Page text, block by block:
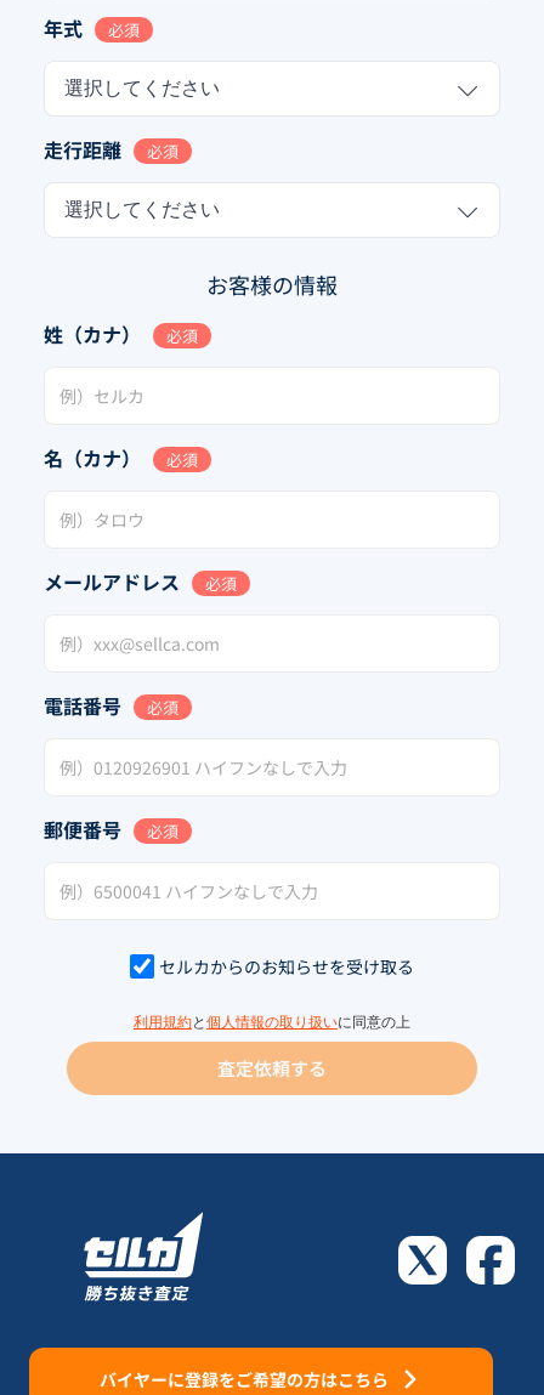
年式 必須
選択してください
走行距離 必須
選択してください
お客様の情報
姓（カナ） 必須
名（カナ） 必須
メールアドレス 必須
電話番号 必須
郵便番号 必須
セルカからのお知らせを受け取る
利用規約と 個人情報の取り扱いに同意の上
査定依頼する
バイヤーに登録をご希望の方はこちら